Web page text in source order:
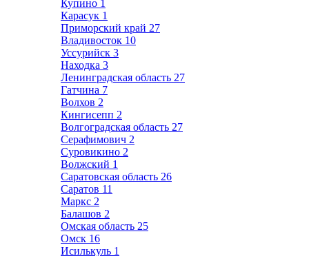
Купино 1
Карасук 1
Приморский край 27
Владивосток 10
Уссурийск 3
Находка 3
Ленинградская область 27
Гатчина 7
Волхов 2
Кингисепп 2
Волгоградская область 27
Серафимович 2
Суровикино 2
Волжский 1
Саратовская область 26
Саратов 11
Маркс 2
Балашов 2
Омская область 25
Омск 16
Исилькуль 1